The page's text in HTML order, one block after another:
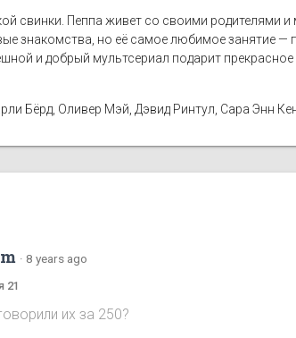
свинки. Пеппа живет со своими родителями
знакомства, но её самое любимое занятие
и добрый мультсериал подарит
Бёрд, Оливер Мэй, Дэвид Ринтул, Сара Энн
· 8 years ago
21
их за 250?